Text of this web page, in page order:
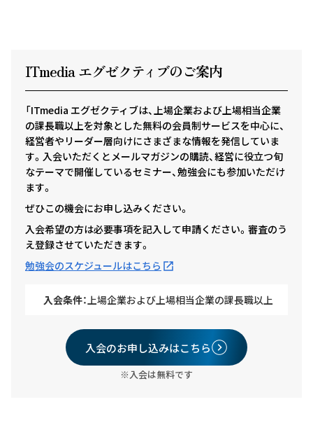
ITmedia エグゼクティ ブのご案内
「ITmedia エグゼクティブは、上場企業および上場相当企業
の課長職以上を対象とした無料の会員制サービスを中心に、
経営者やリーダー層向けにさまざまな情報を発信していま
す。入会いただくとメールマガジンの購読、経営に役立つ旬
なテーマで開催しているセミナー、勉強会にも参加いただけ
ます。
ぜひこの機会にお申し込みください。
入会希望の方は必要事項を記入して申請ください。審査のう
え登録させていただきます。
勉強会のスケジュールはこちら
入会条件：上場企業および上場相当企業の課長職以上
入会のお申し込みはこちら
※入会は無料です